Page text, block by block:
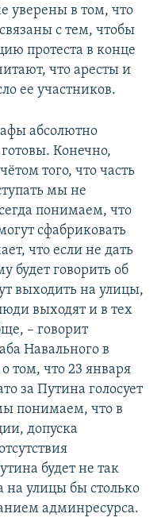
уверены в том, что
с тем, чтобы
протеста в конце
что аресты и
ее участников.
абсолютно
Конечно,
того, что часть
мы не
понимаем, что
сфабриковать
что если не дать
будет говорить об
выходить на улицы,
выходят и в тех
– говорит
Навального в
том, что 23 января
за Путина голосует
понимаем, что в
допуска
будет не так
на улицы бы столько
админресурса.